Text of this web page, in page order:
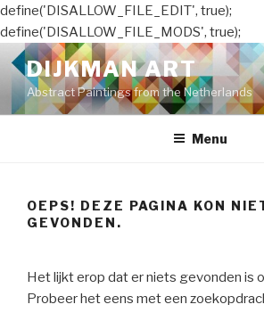
define('DISALLOW_FILE_EDIT', true);
define('DISALLOW_FILE_MODS', true);
Naar
de
inhoud
springen
DIJKMAN ART
Abstract Paintings from the Netherlands
Menu
OEPS! DEZE PAGINA KON
GEVONDEN.
Het lijkt erop dat er niets gevonden is
Probeer het eens met een